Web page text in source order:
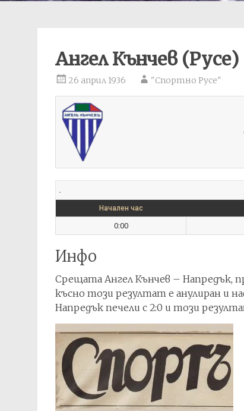
Ангел Кънчев
26 април 1936 "Спортно Русе"
.
Начален час
0:00
Инфо
Срещата Ангел Кънчев – Напредък,
късно този резултат е анулиран и
Напредък печели с 2:0 и този